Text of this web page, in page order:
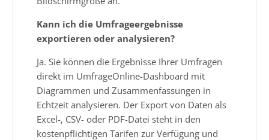
Kann ich die Umfrageergebnisse
exportieren oder analysieren?
Ja. Sie können die Ergebnisse Ihrer Umfragen
direkt im UmfrageOnline-Dashboard mit
Diagrammen und Zusammenfassungen in
Echtzeit analysieren. Der Export von Daten als
Excel-, CSV- oder PDF-Datei steht in den
kostenpflichtigen Tarifen zur Verfügung und